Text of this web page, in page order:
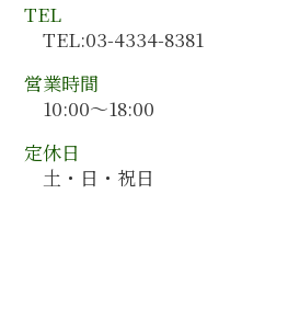
千葉県 会計コンサルティング
青森県 会計監査
TEL
TEL:03-4334-8381
営業時間
10:00～18:00
定休日
土・日・祝日